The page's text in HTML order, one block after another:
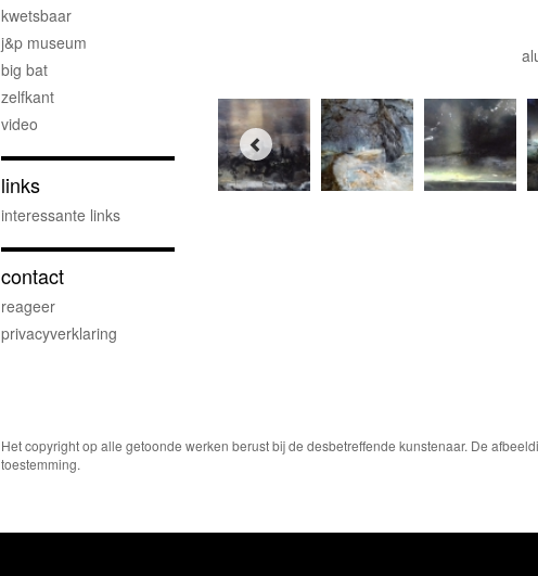
kwetsbaar
j&p museum
big bat
zelfkant
video
links
interessante links
contact
reageer
privacyverklaring
Het copyright op alle getoonde werken berust bij de desbetreffende kunstenaar. De
toestemming.